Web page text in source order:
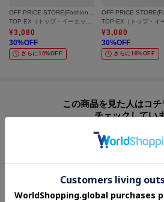
¥3,080
30%OFF
さらに10%OFF
¥3,080
30%OFF
さらに10%OFF
この商品を見た人はコ
チェックしてい